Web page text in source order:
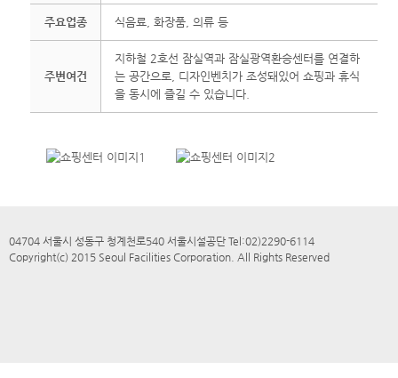
주요업종 식음료, 화장품, 의류 등
주변여건
지하철 2호선 잠실역과 잠실광역환승센터를 연결하
는 공간으로, 디자인벤치가 조성돼있어 쇼핑과 휴식
을 동시에 즐길 수 있습니다.
04704 서울시 성동구 청계천로540 서울시설공단 Tel:02)2290-6114
Copyright(c) 2015 Seoul Facilities Corporation. All Rights Reserved